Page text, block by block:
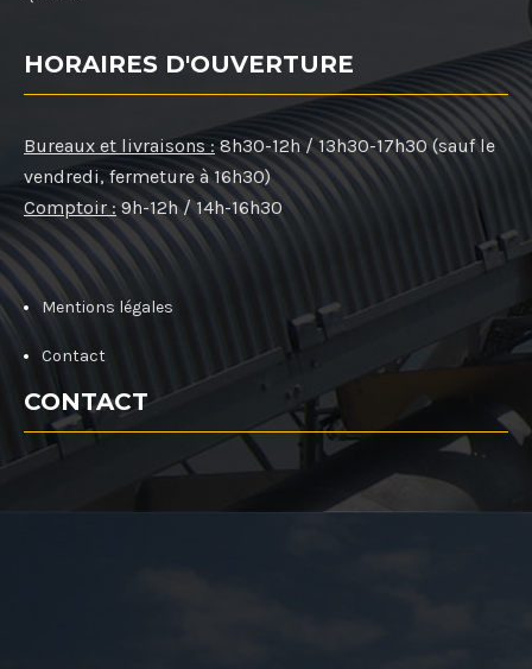
HORAIRES D'OUVERTURE
Bureaux et livraisons : 8h30-12h / 13h30-17h30 (sauf le
vendredi, fermeture à 16h30)
Comptoir : 9h-12h / 14h-16h30
Mentions légales
Contact
CONTACT